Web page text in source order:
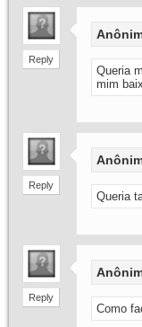
Reply
Queria
mim
Reply
Queria
Reply
Como